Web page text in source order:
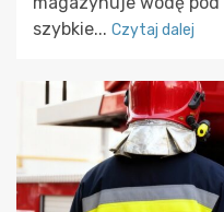
szybkie... Czytaj dalej